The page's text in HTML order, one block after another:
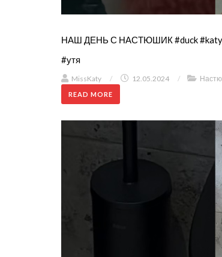
НАШ ДЕНЬ С НАСТЮШИК #duck #katy
#утя
MissKaty / 12.05.2024 /
READ MORE